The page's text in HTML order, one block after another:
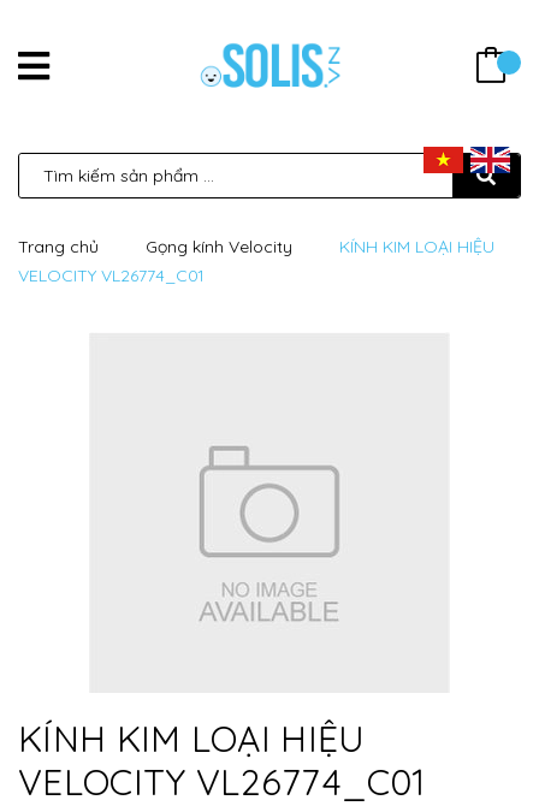
Trang chủ Gọng kính Velocity
KÍNH KIM LOẠI HIỆU
VELOCITY VL26774_C01
KÍNH KIM LOẠI HIỆU
VELOCITY VL26774_C01